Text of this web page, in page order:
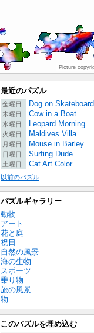
Picture
最近のパズル
金曜日 Dog on Skateboard
木曜日 Cow in a Boat
水曜日 Leopard Morning
火曜日 Maldives Villa
月曜日 Mouse in Barley
日曜日 Surfing Dude
土曜日 Cat Art Color
以前のパズル
パズルギャラリー
動物
アート
花と庭
祝日
自然の風景
海の生物
スポーツ
乗り物
旅の風景
物
このパズルを埋め込む